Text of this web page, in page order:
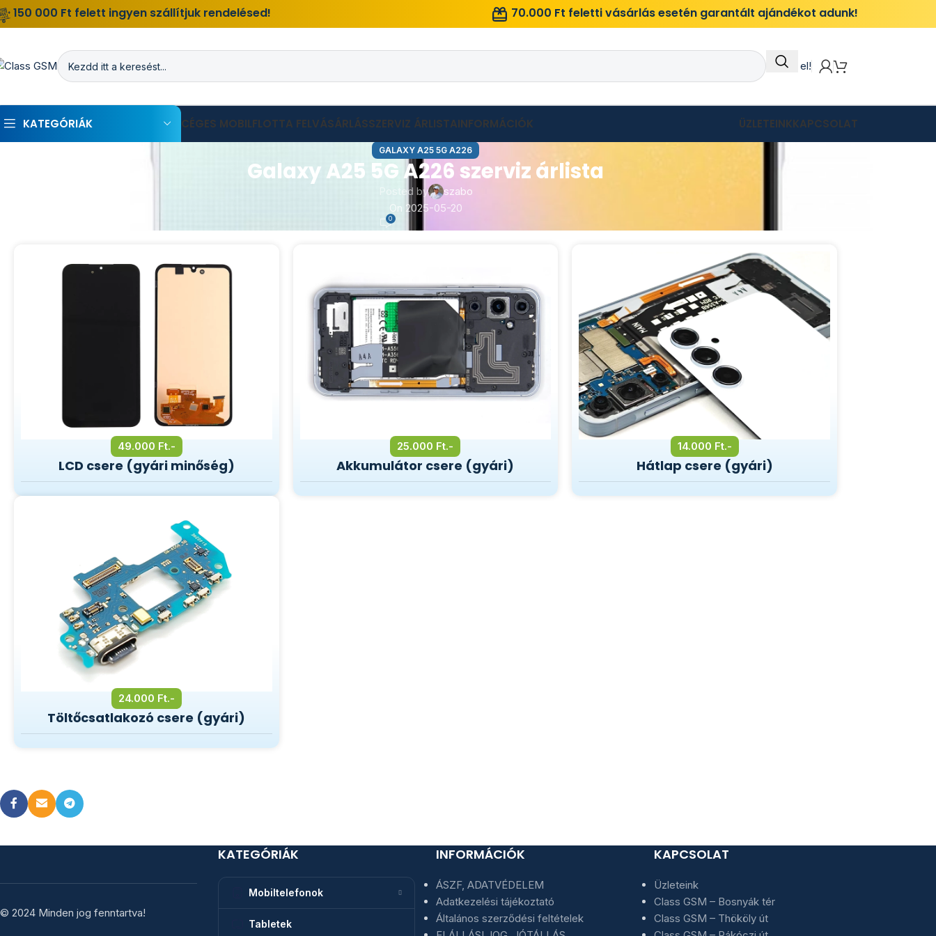
150 000 Ft felett ingyen szállítjuk rendelésed! 70.000 Ft feletti vásárlás esetén garantált ajándékot adunk!
Itt add el!
KATEGÓRIÁK CÉGES MOBILFLOTTA FELVÁSÁRLÁSSZERVIZ ÁRLISTAINFORMÁCIÓK ÜZLETEINKKAPCSOLAT
GALAXY A25 5G A226
Galaxy A25 5G A226 szerviz árlista
Posted by
szabo
On 2025-05-20
0
49.000 Ft.-
LCD csere (gyári minőség)
24.000 Ft.-
Töltőcsatlakozó csere (gyári)
25.000 Ft.-
Akkumulátor csere (gyári)
14.000 Ft.-
Hátlap csere (gyári)
© 2024 Minden jog fenntartva!
KATEGÓRIÁK
Mobiltelefonok
Tabletek
INFORMÁCIÓK
ÁSZF, ADATVÉDELEM
Adatkezelési tájékoztató
Általános szerződési feltételek
KAPCSOLAT
Üzleteink
Class GSM – Bosnyák tér
Class GSM – Thököly út